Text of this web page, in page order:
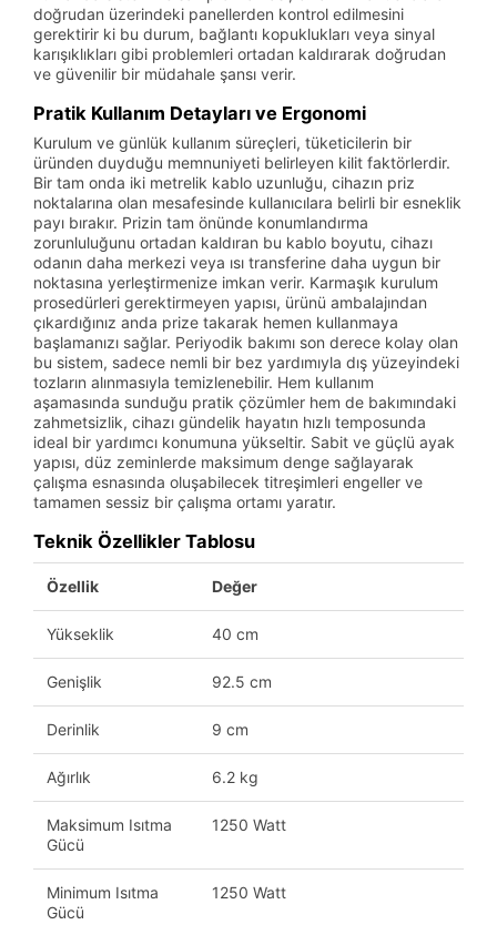
doğrudan üzerindeki panellerden kontrol edilmesini
gerektirir ki bu durum, bağlantı kopuklukları veya sinyal
karışıklıkları gibi problemleri ortadan kaldırarak doğrudan
ve güvenilir bir müdahale şansı verir.
Pratik Kullanım Detayları ve Ergonomi
Kurulum ve günlük kullanım süreçleri, tüketicilerin bir
üründen duyduğu memnuniyeti belirleyen kilit faktörlerdir.
Bir tam onda iki metrelik kablo uzunluğu, cihazın priz
noktalarına olan mesafesinde kullanıcılara belirli bir esneklik
payı bırakır. Prizin tam önünde konumlandırma
zorunluluğunu ortadan kaldıran bu kablo boyutu, cihazı
odanın daha merkezi veya ısı transferine daha uygun bir
noktasına yerleştirmenize imkan verir. Karmaşık kurulum
prosedürleri gerektirmeyen yapısı, ürünü ambalajından
çıkardığınız anda prize takarak hemen kullanmaya
başlamanızı sağlar. Periyodik bakımı son derece kolay olan
bu sistem, sadece nemli bir bez yardımıyla dış yüzeyindeki
tozların alınmasıyla temizlenebilir. Hem kullanım
aşamasında sunduğu pratik çözümler hem de bakımındaki
zahmetsizlik, cihazı gündelik hayatın hızlı temposunda
ideal bir yardımcı konumuna yükseltir. Sabit ve güçlü ayak
yapısı, düz zeminlerde maksimum denge sağlayarak
çalışma esnasında oluşabilecek titreşimleri engeller ve
tamamen sessiz bir çalışma ortamı yaratır.
Teknik Özellikler Tablosu
Özellik Değer
Yükseklik 40 cm
Genişlik 92.5 cm
Derinlik 9 cm
Ağırlık 6.2 kg
Maksimum Isıtma
Gücü
1250 Watt
Minimum Isıtma
Gücü
1250 Watt